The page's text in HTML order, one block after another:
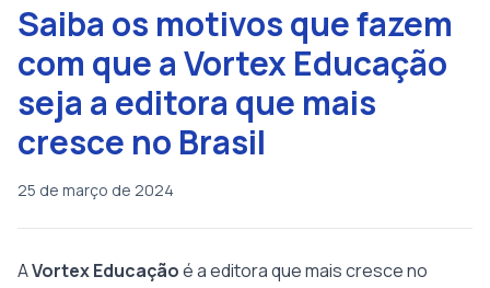
Saiba os motivos que fazem
com que a Vortex Educação
seja a editora que mais
cresce no Brasil
25 de março de 2024
AVortex Educaçãoé a editora que mais cresce no